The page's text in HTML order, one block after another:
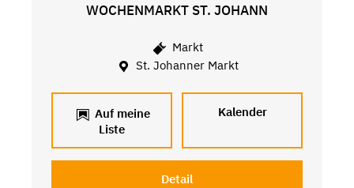
WOCHENMARKT ST. JOHANN
Markt
St. Johanner Markt
Auf meine
Liste
Kalender
Detail